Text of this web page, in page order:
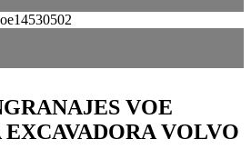
VOE
EXCAVADORA VOLVO